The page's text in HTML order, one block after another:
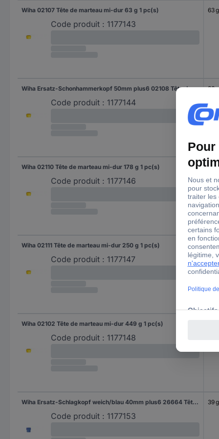
Wiha 02107 Tête de marteau mi-dur 63 g 1 pc(s)
Code produit : 1177143
63 g
Wiha Ersatz-Schonhammerkopf 50mm plus6 02108 Tête de marteau mi-dur 86 g 135 mm 1 pc(s)
Code produit : 1177144
86 g
Wiha 02110 Tête de marteau mi-dur 178 g 1 pc(s)
Code produit : 1177146
178
Wiha 02111 Tête de marteau mi-dur 250 g 1 pc(s)
Code produit : 1177147
250
Wiha 02102 Tête de marteau mi-dur 449 g 1 pc(s)
Code produit : 1177148
Wiha Ersatz-Schlagkopf weich/blau 40mm plus6 26664 Tête de marteau souple 39 g 1 pc(s)
Code produit : 1177153
39 g